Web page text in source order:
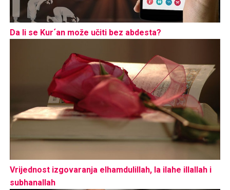
Da li se Kur´an može učiti bez abdesta?
Vrijednost izgovaranja elhamdulillah, la ilahe illallah i
subhanallah